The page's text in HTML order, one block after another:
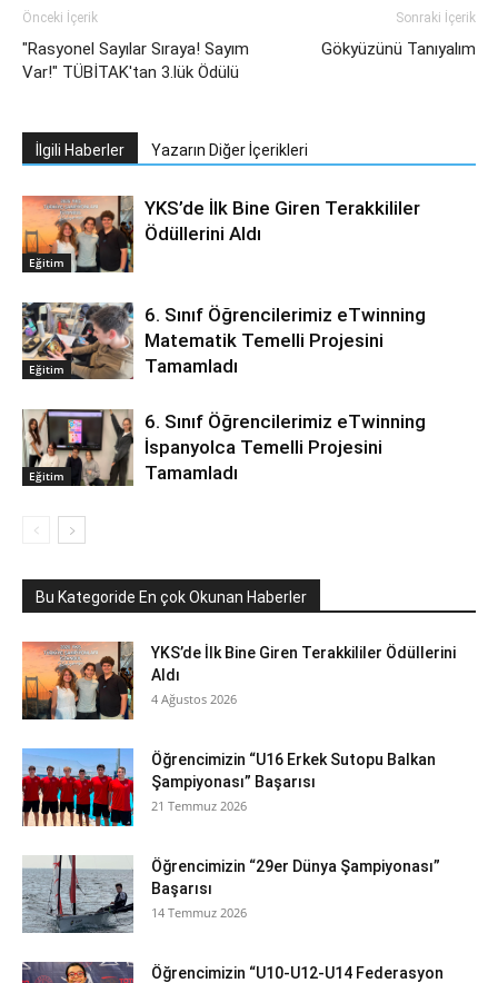
Önceki İçerik
"Rasyonel Sayılar Sıraya! Sayım
Var!" TÜBİTAK'tan 3.lük Ödülü
Sonraki İçerik
Gökyüzünü Tanıyalım
İlgili Haberler Yazarın Diğer İçerikleri
Eğitim
YKS’de İlk Bine Giren Terakkililer
Ödüllerini Aldı
Eğitim
6. Sınıf Öğrencilerimiz eTwinning
Matematik Temelli Projesini
Tamamladı
Eğitim
6. Sınıf Öğrencilerimiz eTwinning
İspanyolca Temelli Projesini
Tamamladı
Bu Kategoride En çok Okunan Haberler
YKS’de İlk Bine Giren Terakkililer Ödüllerini
Aldı
4 Ağustos 2026
Öğrencimizin “U16 Erkek Sutopu Balkan
Şampiyonası” Başarısı
21 Temmuz 2026
Öğrencimizin “29er Dünya Şampiyonası”
Başarısı
14 Temmuz 2026
Öğrencimizin “U10-U12-U14 Federasyon